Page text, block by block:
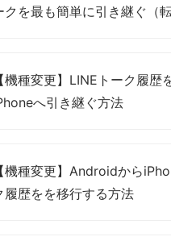
クを最も簡単に引き継ぐ（
【機種変更】LINEトーク履歴
へ引き継ぐ方法
【機種変更】Androidから
履歴をを移行する方法